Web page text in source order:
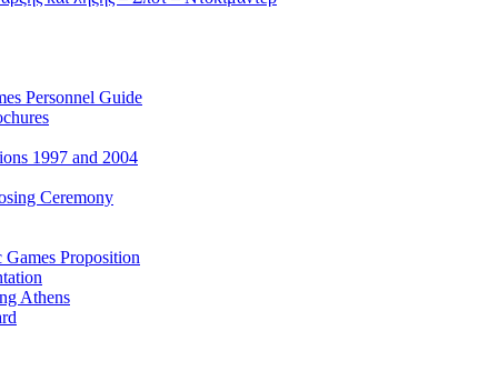
Personnel Guide
1997 and 2004
Ceremony
Games Proposition
Athens